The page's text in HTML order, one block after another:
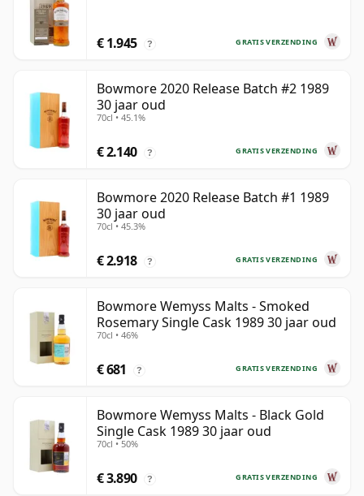
GRATIS VERZENDING
€ 1.945 ?
Bowmore 2020 Release Batch #2 1989
30 jaar oud
70cl • 45.1%
GRATIS VERZENDING
€ 2.140 ?
Bowmore 2020 Release Batch #1 1989
30 jaar oud
70cl • 45.3%
GRATIS VERZENDING
€ 2.918 ?
Bowmore Wemyss Malts - Smoked
Rosemary Single Cask 1989 30 jaar oud
70cl • 46%
GRATIS VERZENDING
€ 681 ?
Bowmore Wemyss Malts - Black Gold
Single Cask 1989 30 jaar oud
70cl • 50%
GRATIS VERZENDING
€ 3.890 ?